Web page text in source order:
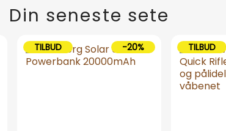
Din seneste sete
TILBUD -20% TILBUD